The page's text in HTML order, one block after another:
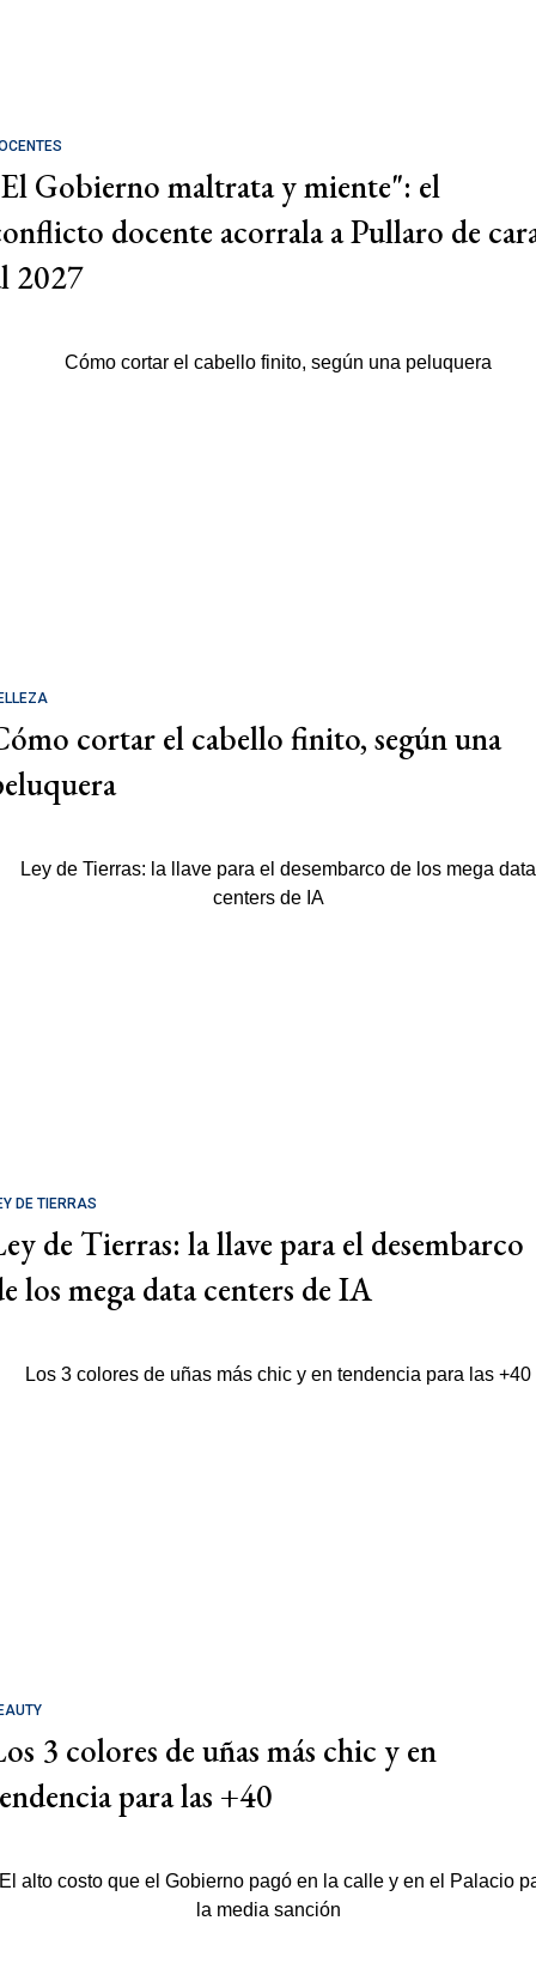
Gobierno maltrata y miente": el
docente acorrala a Pullaro de
2027
cortar el cabello finito, según una
DE TIERRAS
de Tierras: la llave para el desembarco
los mega data centers de IA
3 colores de uñas más chic y en
para las +40